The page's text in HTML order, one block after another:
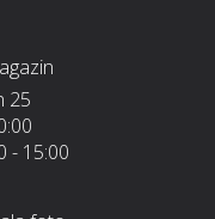
25
- 15:00